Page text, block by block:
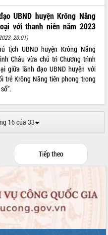
UBND huyện Krông Năng
với thanh niên năm 2023
20:01)
tịch UBND huyện Krông Năng
Châu vừa chủ trì Chương trình
giữa lãnh đạo UBND huyện với
trẻ Krông Năng tiên phong trong
16 của 33
Tiếp theo